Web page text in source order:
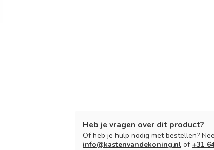
Heb je vragen over dit product?
Of heb je hulp nodig met bestellen?
info@kastenvandekoning.nl of +31